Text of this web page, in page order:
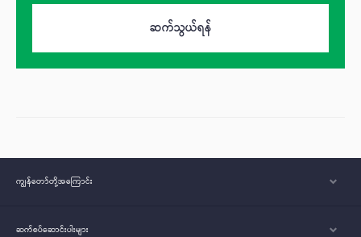
ဆက်သွယ်ရန်
ကျွန်တော်တို့အ‌ကြောင်း
ဆက်စပ်ဆောင်းပါးများ